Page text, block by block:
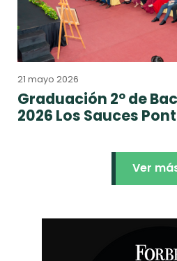
21 mayo 2026
Graduación 2º de
2026 Los Sauces
Ver